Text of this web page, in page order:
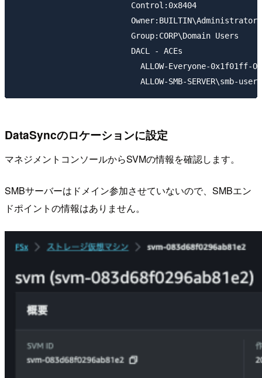
                         Control:0x8404
                         Owner:BUILTIN\Administrators
                         Group:CORP\Domain Users
                         DACL - ACEs
ALLOW-Everyone-0x1f01ff-
DataSyncのロケーションに設定
マネジメントコンソールからSVMの情報を確認します。
SMBサーバーはドメイン参加させていないので、SMBエン
ドポイントの情報はありません。